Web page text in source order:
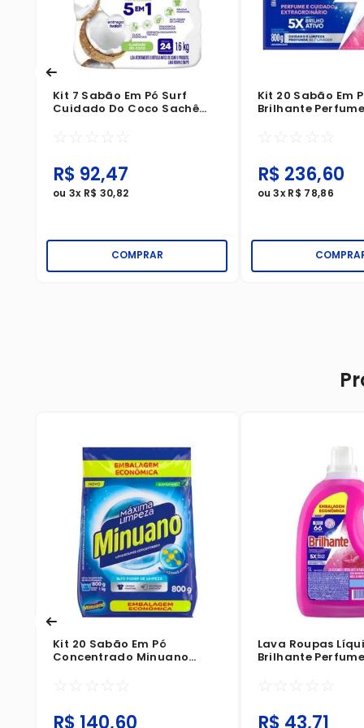
Kit 7 Sabão Em Pó Surf
Cuidado Do Coco Sachê
☆ ☆ ☆ ☆ ☆
R$ 92,47
ou 3x R$ 30,82
COMPRAR
Kit 20 Sabão Em
Brilhante
Caixa 800g
☆ ☆ ☆ ☆ ☆
R$ 236,60
ou3xR$ 78,86
Kit 20 Sabão Em Pó
Concentrado Minuano
800g
☆ ☆ ☆ ☆ ☆
R$ 140,60
Lava Roupas
Brilhante
5 Litros
☆ ☆ ☆ ☆ ☆
R$ 43,71